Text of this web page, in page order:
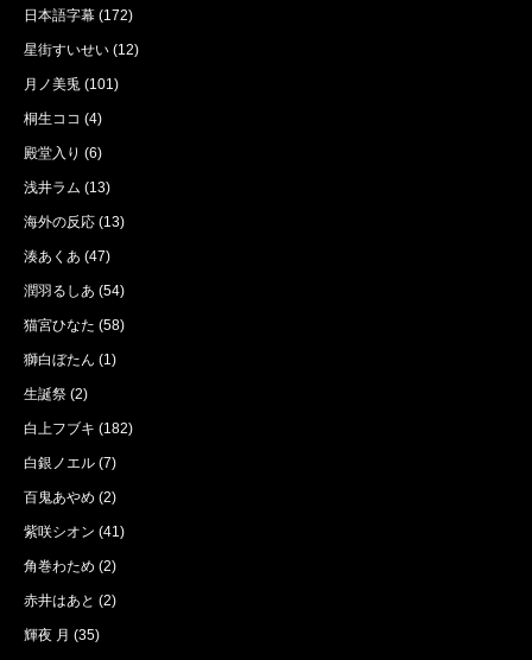
日本語字幕 (172)
星街すいせい (12)
月ノ美兎 (101)
桐生ココ (4)
殿堂入り (6)
浅井ラム (13)
海外の反応 (13)
湊あくあ (47)
潤羽るしあ (54)
猫宮ひなた (58)
獅白ぼたん (1)
生誕祭 (2)
白上フブキ (182)
白銀ノエル (7)
百鬼あやめ (2)
紫咲シオン (41)
角巻わため (2)
赤井はあと (2)
輝夜 月 (35)